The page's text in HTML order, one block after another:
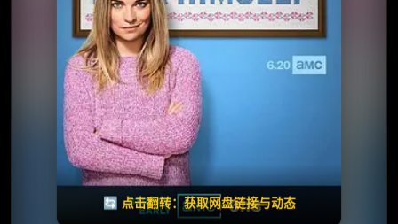
🔄 点击翻转：获取网盘链接与动态
失效请反馈
🧧️
天天领红包